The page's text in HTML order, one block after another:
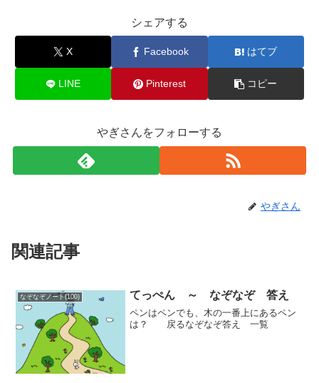
シェアする
X Facebook はてブ
LINE Pinterest コピー
やぎさんをフォローする
やぎさん
関連記事
なぞなぞノート(100) てっぺん ～ なぞなぞ 答え
ペンはペンでも、木の一番上にあるペン
は？ 戻るなぞなぞ答え 一覧